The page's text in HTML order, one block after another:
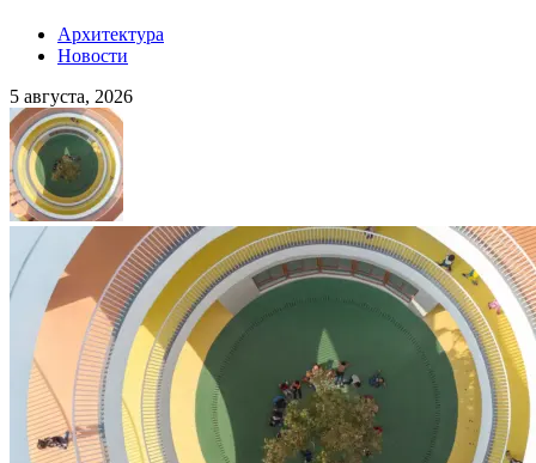
Архитектура
Новости
5 августа, 2026